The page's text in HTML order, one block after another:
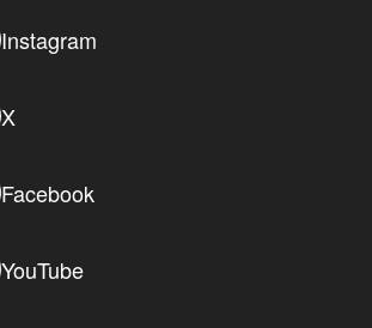
Instagram
X
Facebook
YouTube